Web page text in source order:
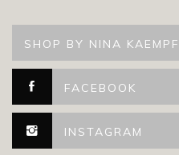
SHOP BY NINA KAEMPF
FACEBOOK
INSTAGRAM